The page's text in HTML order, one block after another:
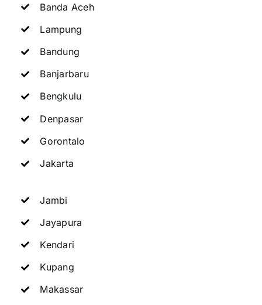
Banda Aceh
Lampung
Bandung
Banjarbaru
Bengkulu
Denpasar
Gorontalo
Jakarta
Jambi
Jayapura
Kendari
Kupang
Makassar